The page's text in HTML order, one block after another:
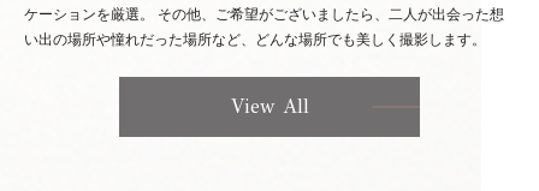
ケーションを厳選。 その他、ご希望がございましたら、二人が出会った想
い出の場所や憧れだった場所など、どんな場所でも美しく撮影します。
View All